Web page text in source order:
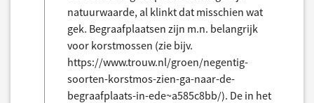
natuurwaarde, al klinkt dat misschien wat
gek. Begraafplaatsen zijn m.n. belangrijk
voor korstmossen (zie bijv.
https://www.trouw.nl/groen/negentig-
soorten-korstmos-zien-ga-naar-de-
begraafplaats-in-ede~a585c8bb/). De in het